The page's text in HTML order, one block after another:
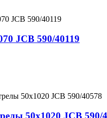
JCB 590/40119
50x1020 JCB 590/